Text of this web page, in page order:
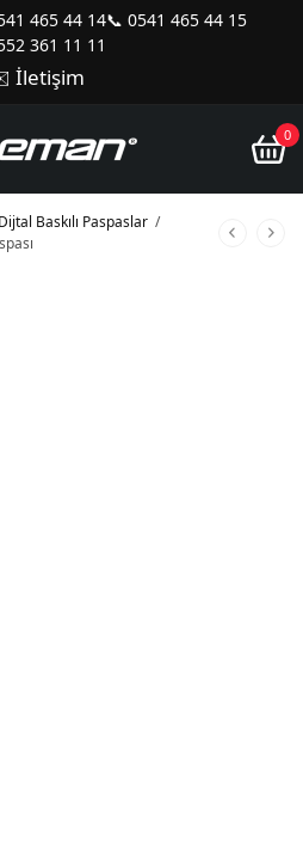
465 44 14📞 0541 465 44 15
361 11 11
İletişim
0
Dijtal Baskılı Paspaslar /